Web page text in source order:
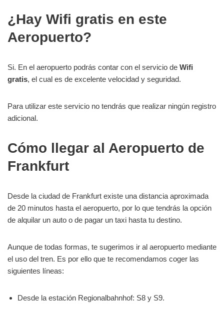
¿Hay Wifi gratis en este
Aeropuerto?
Si. En el aeropuerto podrás contar con el servicio de Wifi
gratis, el cual es de excelente velocidad y seguridad.
Para utilizar este servicio no tendrás que realizar ningún registro
adicional.
Cómo llegar al Aeropuerto de
Frankfurt
Desde la ciudad de Frankfurt existe una distancia aproximada
de 20 minutos hasta el aeropuerto, por lo que tendrás la opción
de alquilar un auto o de pagar un taxi hasta tu destino.
Aunque de todas formas, te sugerimos ir al aeropuerto mediante
el uso del tren. Es por ello que te recomendamos coger las
siguientes líneas:
Desde la estación Regionalbahnhof: S8 y S9.